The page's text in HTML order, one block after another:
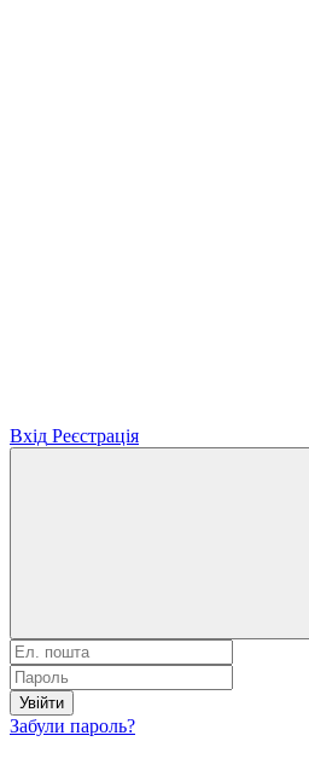
Вхід Реєстрація
Увійти
Забули пароль?